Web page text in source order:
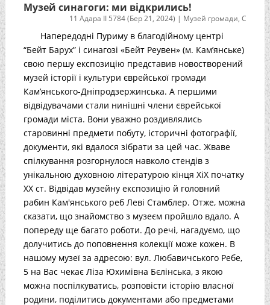
Музей синагоги: ми відкрились!
11 Адара II 5784 (Бер 21, 2024) | Музей громади,С
Напередодні Пуриму в благодійному центрі
“Бейт Барух” і синагозі «Бейт Реувен» (м. Кам’янське)
свою першу експозицію представив новостворений
музей історії і культури єврейської громади
Кам’янського-Дніпродзержинська. А першими
відвідувачами стали нинішні члени єврейської
громади міста. Вони уважно роздивлялись
старовинні предмети побуту, історичні фотографії,
документи, які вдалося зібрати за цей час. Жваве
спілкування розгорнулося навколо стендів з
унікальною духовною літературою кінця XiX початку
XX ст. Відвідав музейну експозицію й головний
рабин Кам'янського реб Леві Стамблер. Отже, можна
сказати, що знайомство з музеєм пройшло вдало. А
попереду ще багато роботи. До речі, нагадуємо, що
долучитись до поповнення колекції може кожен. В
нашому музеї за адресою: вул. Любавичського Ребе,
5 на Вас чекає Ліза Юхимівна Бєлінська, з якою
можна поспілкуватись, розповісти історію власної
родини, поділитись документами або предметами